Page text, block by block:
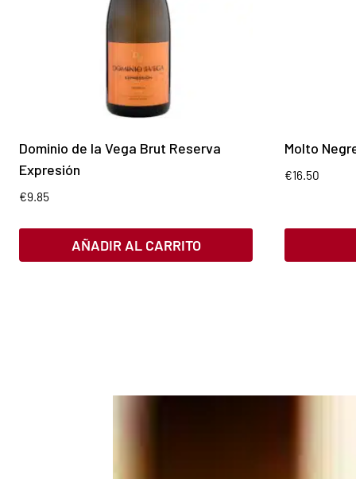
Dominio de la Vega Brut Reserva
Expresión
€9.85
AÑADIR AL CARRITO
Molto
€16.50